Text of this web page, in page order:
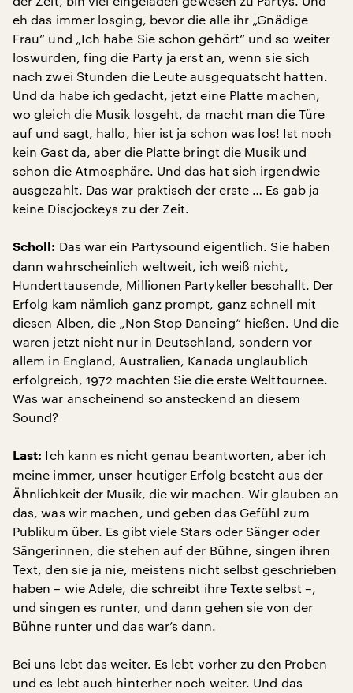
eh das immer losging, bevor die alle ihr „Gnädige
Frau“ und „Ich habe Sie schon gehört“ und so weiter
loswurden, fing die Party ja erst an, wenn sie sich
nach zwei Stunden die Leute ausgequatscht hatten.
Und da habe ich gedacht, jetzt eine Platte machen,
wo gleich die Musik losgeht, da macht man die Türe
auf und sagt, hallo, hier ist ja schon was los! Ist noch
kein Gast da, aber die Platte bringt die Musik und
schon die Atmosphäre. Und das hat sich irgendwie
ausgezahlt. Das war praktisch der erste … Es gab ja
keine Discjockeys zu der Zeit.
Scholl: Das war ein Partysound eigentlich. Sie haben
dann wahrscheinlich weltweit, ich weiß nicht,
Hunderttausende, Millionen Partykeller beschallt. Der
Erfolg kam nämlich ganz prompt, ganz schnell mit
diesen Alben, die „Non Stop Dancing“ hießen. Und die
waren jetzt nicht nur in Deutschland, sondern vor
allem in England, Australien, Kanada unglaublich
erfolgreich, 1972 machten Sie die erste Welttournee.
Was war anscheinend so ansteckend an diesem
Sound?
Last: Ich kann es nicht genau beantworten, aber ich
meine immer, unser heutiger Erfolg besteht aus der
Ähnlichkeit der Musik, die wir machen. Wir glauben an
das, was wir machen, und geben das Gefühl zum
Publikum über. Es gibt viele Stars oder Sänger oder
Sängerinnen, die stehen auf der Bühne, singen ihren
Text, den sie ja nie, meistens nicht selbst geschrieben
haben – wie Adele, die schreibt ihre Texte selbst –,
und singen es runter, und dann gehen sie von der
Bühne runter und das war’s dann.
Bei uns lebt das weiter. Es lebt vorher zu den Proben
und es lebt auch hinterher noch weiter. Und das